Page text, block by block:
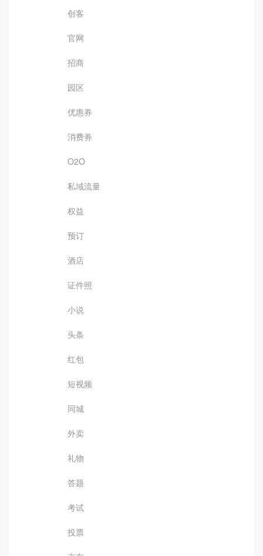
创客
官网
招商
园区
优惠券
消费券
O2O
私域流量
权益
预订
酒店
证件照
小说
头条
红包
短视频
同城
外卖
礼物
答题
考试
投票